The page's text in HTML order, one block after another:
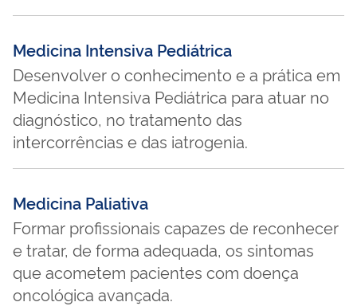
Medicina Intensiva Pediátrica
Desenvolver o conhecimento e a prática em
Medicina Intensiva Pediátrica para atuar no
diagnóstico, no tratamento das
intercorrências e das iatrogenia.
Medicina Paliativa
Formar profissionais capazes de reconhecer
e tratar, de forma adequada, os sintomas
que acometem pacientes com doença
oncológica avançada.